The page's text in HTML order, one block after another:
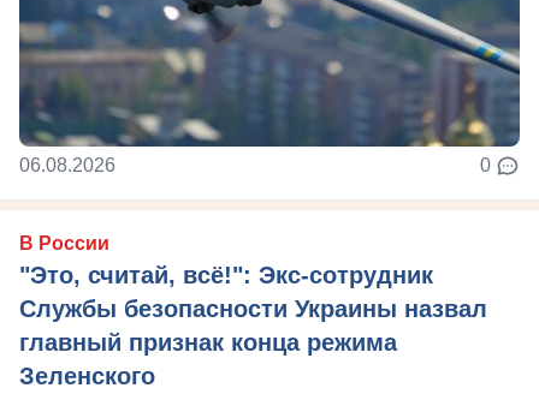
06.08.2026 0
В России
"Это, считай, всё!": Экс-сотрудник
Службы безопасности Украины назвал
главный признак конца режима
Зеленского